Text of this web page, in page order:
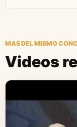
MAS DEL MISMO
Videos